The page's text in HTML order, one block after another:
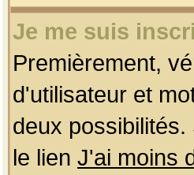
Je me suis
Premièrement,
d'utilisateur et
deux
le lien J'ai moins